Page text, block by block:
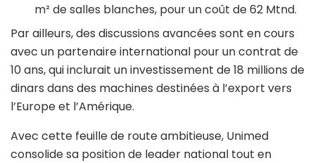
m² de salles blanches, pour un coût de 62 Mtnd.
Par ailleurs, des discussions avancées sont en cours
avec un partenaire international pour un contrat de
10 ans, qui inclurait un investissement de 18 millions de
dinars dans des machines destinées à l’export vers
l’Europe et l’Amérique.
Avec cette feuille de route ambitieuse, Unimed
consolide sa position de leader national tout en